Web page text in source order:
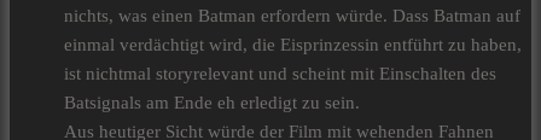
nichts, was einen Batman erfordern würde. Dass Batman auf
einmal verdächtigt wird, die Eisprinzessin entführt zu haben,
ist nichtmal storyrelevant und scheint mit Einschalten des
Batsignals am Ende eh erledigt zu sein.
Aus heutiger Sicht würde der Film mit wehenden Fahnen